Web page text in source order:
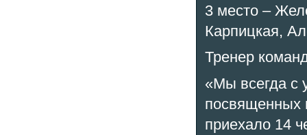
3 место –
Карпицкая,
Тренер
«Мы всегда с
посвященных
приехало 14